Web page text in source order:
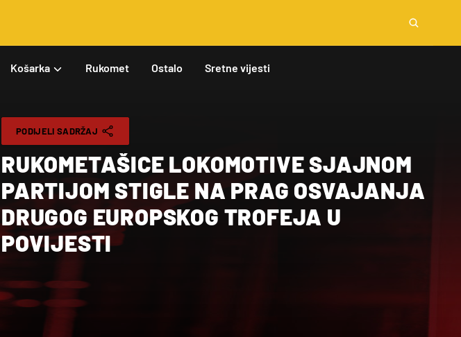
Košarka Rukomet Ostalo Sretne vijesti
PODIJELI SADRŽAJ
RUKOMETAŠICE LOKOMOTIVE SJAJNOM
PARTIJOM STIGLE NA PRAG OSVAJANJA
DRUGOG EUROPSKOG TROFEJA U
POVIJESTI